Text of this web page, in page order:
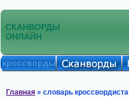
СКАНВОРДЫ
ОНЛАЙН
кроссворды
Главная » словарь кроссвордиста